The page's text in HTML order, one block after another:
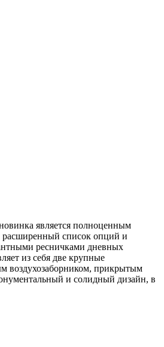
является полноценным
расширенный список опций и
ресничками дневных
из себя две крупные
воздухозаборником, прикрытым
и солидный дизайн, в